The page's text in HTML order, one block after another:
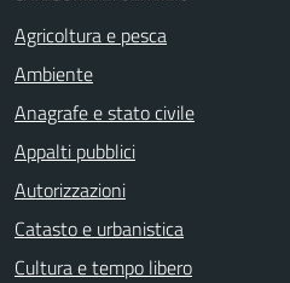
Agricoltura e pesca
Ambiente
Anagrafe e stato civile
Appalti pubblici
Autorizzazioni
Catasto e urbanistica
Cultura e tempo libero